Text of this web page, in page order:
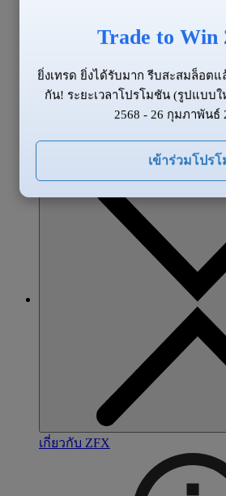
ข้อมูลของตลาด
ข่าวสาร
เกี่ยวกับ ZFX
Trade to Win
ยิ่งเทรด ยิ่งได้รับมาก รีบสะสมล็อตแ
กัน! ระยะเวลาโปรโมชัน (รูปแบบ
2568 - 26 กุมภาพันธ์
เข้าร่วมโปร